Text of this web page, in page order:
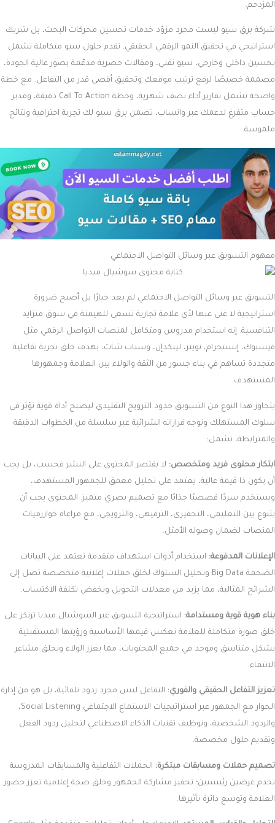
المزدحم.
شركة برق سيو ليست مجرد مزوّد خدمات تحسين محركات البحث، بل شريك
استراتيجي في تحقيق النمو الرقمي الحقيقي. تقدم حلول سيو متكاملة تشمل
تحسين داخلي وخارجي، سيو تقني، ومقالات حصرية مدعّمة بصور عالية الجودة،
مصممة خصيصًا لرفع ترتيب موقعك وتحقيق أقصى قدر من التفاعل. مع خطة
واضحة تشمل تقارير أداء نصف شهرية، وخطة Call To Action دقيقة، ومدير
حساب متفرغ لدعمك عبر واتساب، تضمن برق سيو لك تجربة احترافية ونتائج
ملموسة.
مفهوم التسويق عبر وسائل التواصل الاجتماعي
التسويق عبر وسائل التواصل الاجتماعي لم يعد خيارًا بل أصبح ضرورة
استراتيجية لا غنى عنها لأي علامة تجارية تسعى للهيمنة في سوق متزايد
التنافسية. إنه استخدام مدروس ومتكامل لمنصات التواصل الرقمي مثل
فيسبوك، إنستجرام، تويتر، لينكدإن، وسناب شات، بهدف خلق تجربة تفاعلية
متجددة تساهم في بناء جسور من الثقة والولاء بين العلامة وجمهورها
المستهدف.
يتجاوز هذا النوع من التسويق حدود الترويج التقليدي ليصبح أداة قوية تؤثر في
سلوك المستهلك وتوجه قراراته الشرائية عبر سلسلة من الخطوات الدقيقة
والمترابطة، تشمل:
ابتكار محتوى فريد ومتخصص: لا يقتصر المحتوى على النشر فحسب، بل يجب
أن يكون ذا قيمة عالية، يعتمد على تحليل معمق للجمهور المستهدف،
ويستخدم سردًا قصصيًا جذابًا مع تصميم بصري متميز. المحتوى يجب أن
يتنوع بين التعليمي، التحفيزي، الترفيهي، والترويجي، مع مراعاة خوارزميات
المنصات لضمان وصوله الأمثل.
الإعلانات المدفوعة: استخدام أدوات استهداف متقدمة تعتمد على البيانات
الضخمة Big Data وتحليل السلوك لخلق حملات إعلانية متخصصة تصل إلى
الشرائح المثالية، مما يزيد من معدلات التحويل ويخفض تكلفة الاكتساب.
بناء هوية قوية ومستدامة: استراتيجية التسويق عبر السوشيال ميديا ترتكز على
خلق صورة متكاملة للعلامة تعكس قيمها الأساسية ورؤيتها المستقبلية
بشكل متناسق وموحد في جميع المحتويات، مما يعزز الولاء ويخلق مشاعر
الانتماء.
تعزيز التفاعل الحقيقي والفوري: التفاعل ليس مجرد ردود تلقائية، بل هو فن إدارة
الحوار مع الجمهور عبر استراتيجيات الاستماع الاجتماعي Social Listening،
والردود الشخصية، وتوظيف تقنيات الذكاء الاصطناعي لتحليل ردود الفعل
وتقديم حلول مخصصة.
تصميم حملات ومسابقات مبتكرة: الحملات التفاعلية والمسابقات المدروسة
تخدم غرضين رئيسيين؛ تحفيز مشاركة الجمهور وخلق ضجة إعلامية تعزز حضور
العلامة وتوسع دائرة تأثيرها.